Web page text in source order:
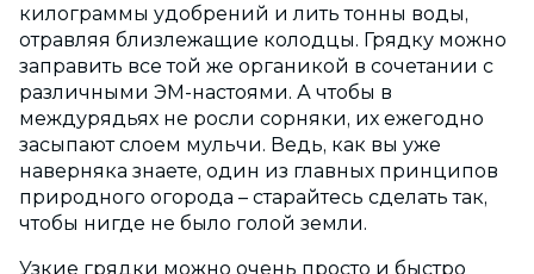
килограммы удобрений и лить тонны воды,
отравляя близлежащие колодцы. Грядку можно
заправить все той же органикой в сочетании с
различными ЭМ-настоями. А чтобы в
междурядьях не росли сорняки, их ежегодно
засыпают слоем мульчи. Ведь, как вы уже
наверняка знаете, один из главных принципов
природного огорода – старайтесь сделать так,
чтобы нигде не было голой земли.
Узкие грядки можно очень просто и быстро